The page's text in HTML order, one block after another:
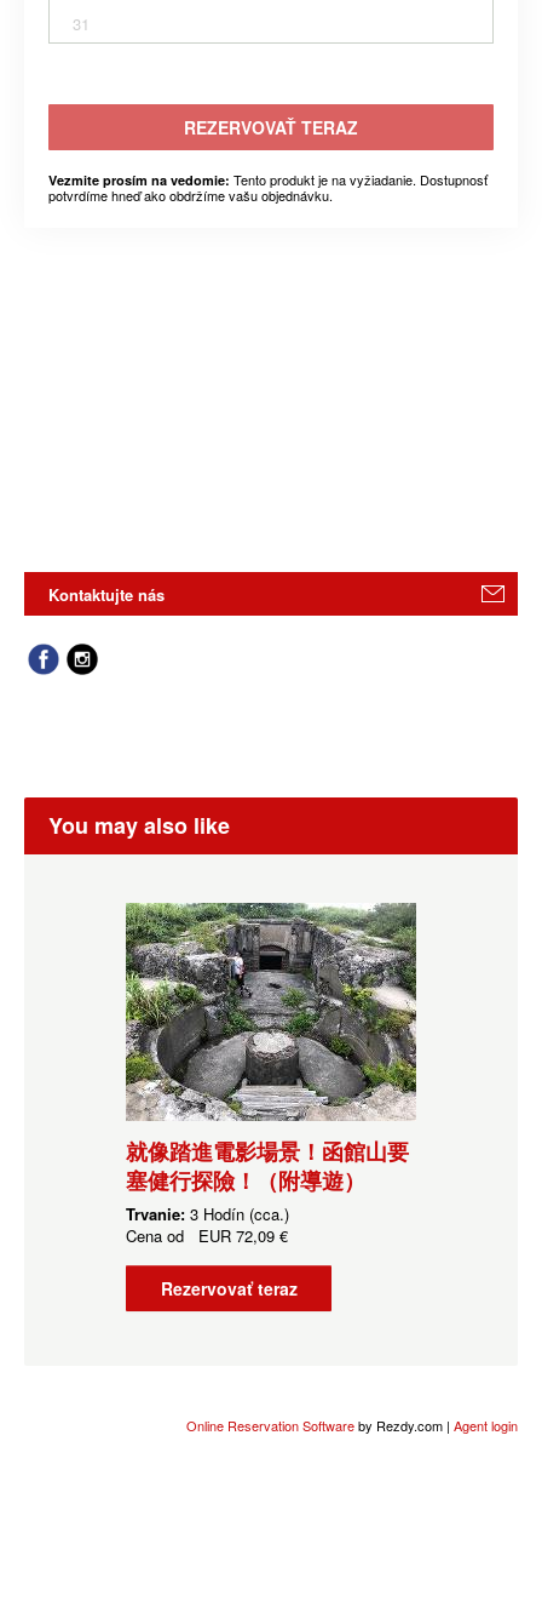
31
REZERVOVAŤ TERAZ
Vezmite prosím na vedomie: Tento produkt je na vyžiadanie. Dostupnosť
potvrdíme hneď ako obdržíme vašu objednávku.
Kontaktujte nás
You may also like
就像踏進電影場景！函館山要
塞健行探險！（附導遊）
Trvanie: 3 Hodín (cca.)
Cena od EUR 72,09 €
Rezervovať teraz
Online Reservation Softwareby Rezdy.com | Agent login